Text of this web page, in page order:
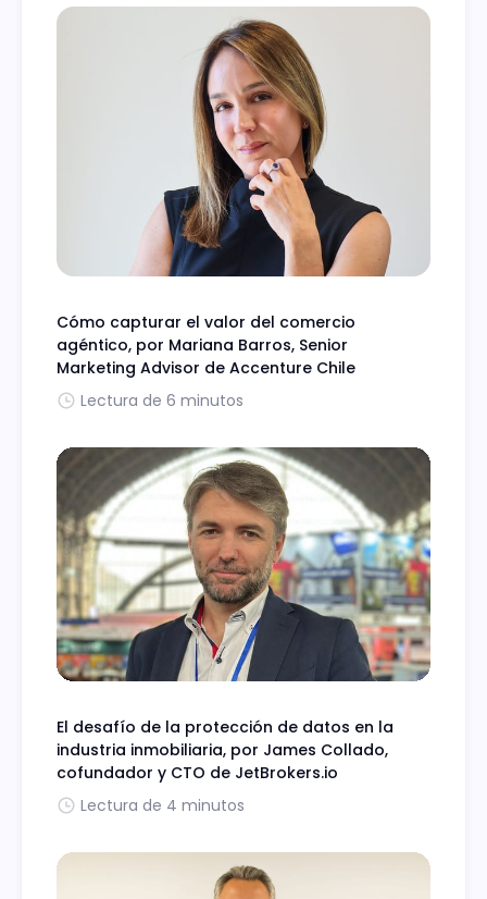
Cómo capturar el valor del comercio
agéntico, por Mariana Barros, Senior
Marketing Advisor de Accenture Chile
Lectura de 6 minutos
El desafío de la protección de datos en la
industria inmobiliaria, por James Collado,
cofundador y CTO de JetBrokers.io
Lectura de 4 minutos